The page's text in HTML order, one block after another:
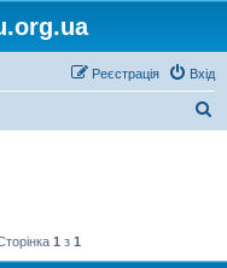
Вхід
Реєстрація
1 з 1